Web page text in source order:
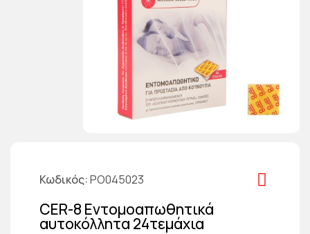
Κωδικός PO045023
CER-8 Εντομοαπωθητικά
αυτοκόλλητα 24τεμάχια